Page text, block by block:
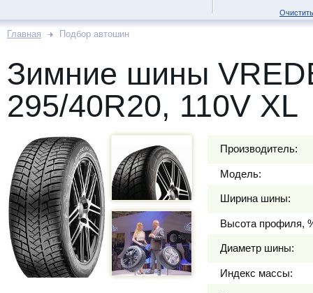
Главная Подбор автошин
Зимние шины
295/40R20, 110V XL
Производитель:
Модель:
Ширина шины:
Высота профиля,
Диаметр шины:
Индекс массы: